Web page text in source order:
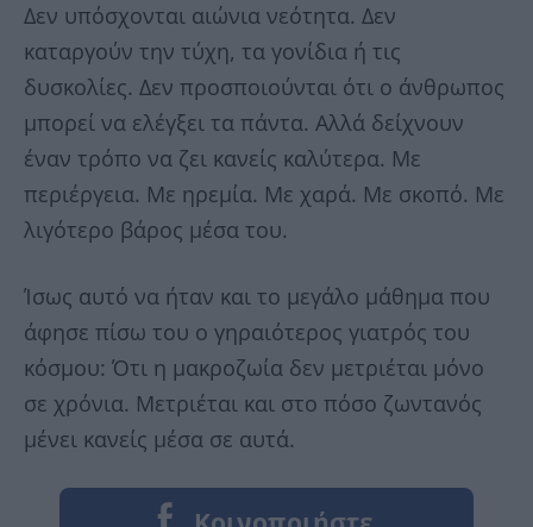
Δεν υπόσχονται αιώνια νεότητα. Δεν
καταργούν την τύχη, τα γονίδια ή τις
δυσκολίες. Δεν προσποιούνται ότι ο άνθρωπος
μπορεί να ελέγξει τα πάντα. Αλλά δείχνουν
έναν τρόπο να ζει κανείς καλύτερα. Με
περιέργεια. Με ηρεμία. Με χαρά. Με σκοπό. Με
λιγότερο βάρος μέσα του.
Ίσως αυτό να ήταν και το μεγάλο μάθημα που
άφησε πίσω του ο γηραιότερος γιατρός του
κόσμου: Ότι η μακροζωία δεν μετριέται μόνο
σε χρόνια. Μετριέται και στο πόσο ζωντανός
μένει κανείς μέσα σε αυτά.